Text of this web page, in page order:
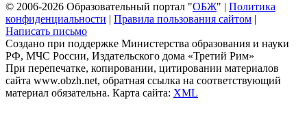
© 2006-2026 Образовательный портал "ОБЖ" | Политика
конфиденциальности | Правила пользования сайтом |
Написать письмо
Создано при поддержке Министерства образования и науки
РФ, МЧС России, Издательского дома «Третий Рим»
При перепечатке, копировании, цитировании материалов
сайта www.obzh.net, обратная ссылка на соответствующий
материал обязательна. Карта сайта: XML